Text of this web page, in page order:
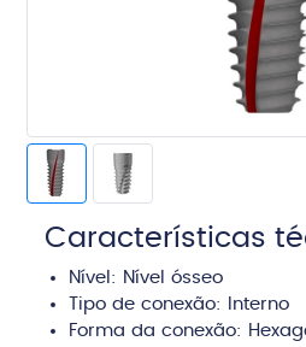
Características
Nível: Nível ósseo
Tipo de conexão:
Interno
Forma da conexão: